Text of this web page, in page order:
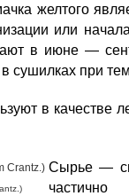
желтого
или
в июне —
сушилках при
в ка­честве
Сырье —